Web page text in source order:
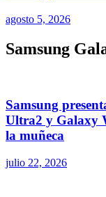
agosto 5, 2026
Samsung
Samsung
Ultra2 y Galaxy
la muñeca
julio 22, 2026